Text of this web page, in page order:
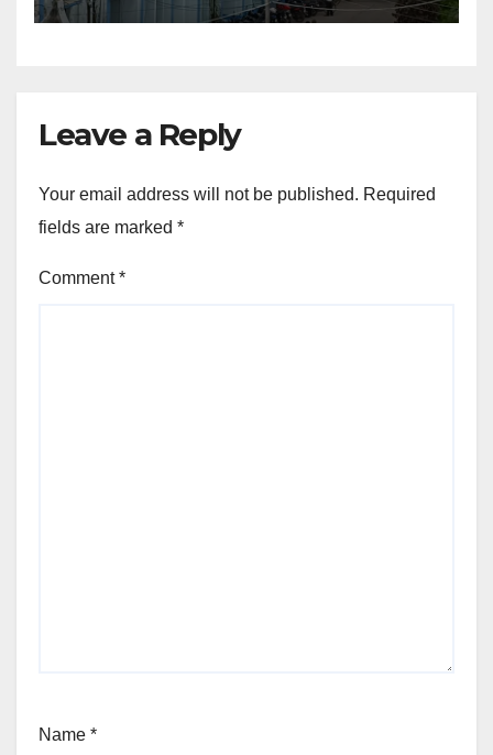
Leave a Reply
Your email address will not be published. Required
fields are marked *
Comment*
Name *